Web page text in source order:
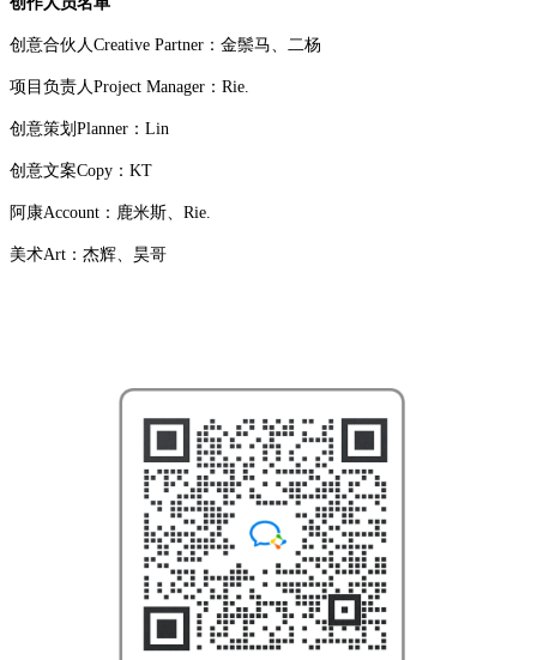
创意合伙人Creative Partner：金鬃马、二杨
项目负责人Project Manager：Rie.
创意策划Planner：Lin
创意文案Copy：KT
阿康Account：鹿米斯、Rie.
美术Art：杰辉、昊哥